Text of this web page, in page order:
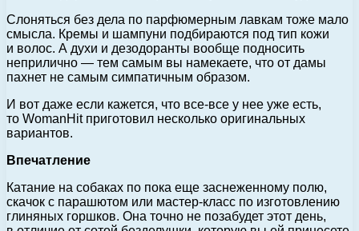
Слоняться без дела по парфюмерным лавкам тоже мало
смысла. Кремы и шампуни подбираются под тип кожи
и волос. А духи и дезодоранты вообще подносить
неприлично — тем самым вы намекаете, что от дамы
пахнет не самым симпатичным образом.
И вот даже если кажется, что все-все у нее уже есть,
то WomanHit приготовил несколько оригинальных
вариантов.
Впечатление
Катание на собаках по пока еще заснеженному полю,
скачок с парашютом или мастер-класс по изготовлению
глиняных горшков. Она точно не позабудет этот день,